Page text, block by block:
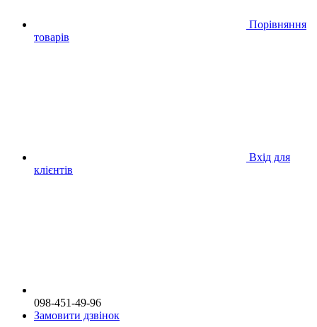
Порівняння
товарів
Вхід для
клієнтів
098-451-49-96
Замовити дзвінок